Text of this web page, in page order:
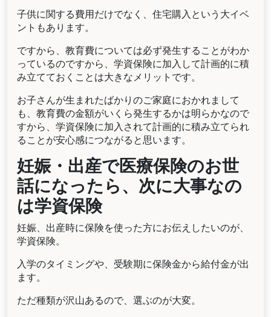
子供に関する費用だけでなく、住宅購入という大イベ
ントもあります。
ですから、教育費については必ず発生することがわか
っているのですから、学資保険に加入して計画的に積
み立てておくことは大きなメリットです。
お子さんが生まれたばかりのご家庭におかれまして
も、教育費の金額がいくら発生するかは明らかなので
すから、学資保険に加入されて計画的に積み立てられ
ることが安心感につながると思います。
妊娠・出産で医療保険のお世
話になったら、次に大事なの
は学資保険
妊娠、出産時に保険を使った方にお伝えしたいのが、
学資保険。
入学のタイミングや、受験期に保険金から給付金が出
ます。
ただ種類が沢山あるので、選ぶのが大変。